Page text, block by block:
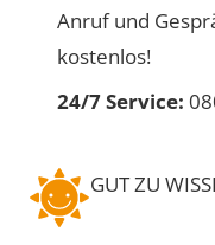
Anruf und
kostenlos!
24/7 Service:
GUT ZU